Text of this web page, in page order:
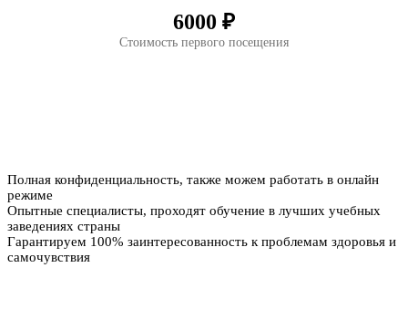
6000 ₽
Стоимость первого посещения
Полная конфиденциальность, также можем работать в онлайн
режиме
Опытные специалисты, проходят обучение в лучших учебных
заведениях страны
Гарантируем 100% заинтересованность к проблемам здоровья и
самочувствия